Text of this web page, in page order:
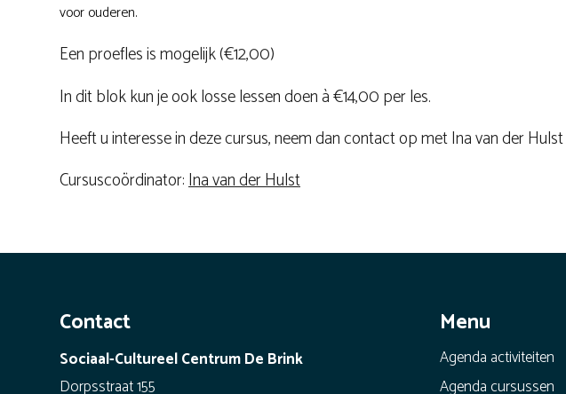
voor ouderen.
Een proefles is mogelijk (€12,00)
In dit blok kun je ook losse lessen doen à €14,00 per les.
Heeft u interesse in deze cursus, neem dan contact op met Ina van der Hulst
Cursuscoördinator:Ina van der Hulst
Contact
Sociaal-Cultureel Centrum De Brink
Dorpsstraat 155
Menu
Agenda activiteiten
Agenda cursussen